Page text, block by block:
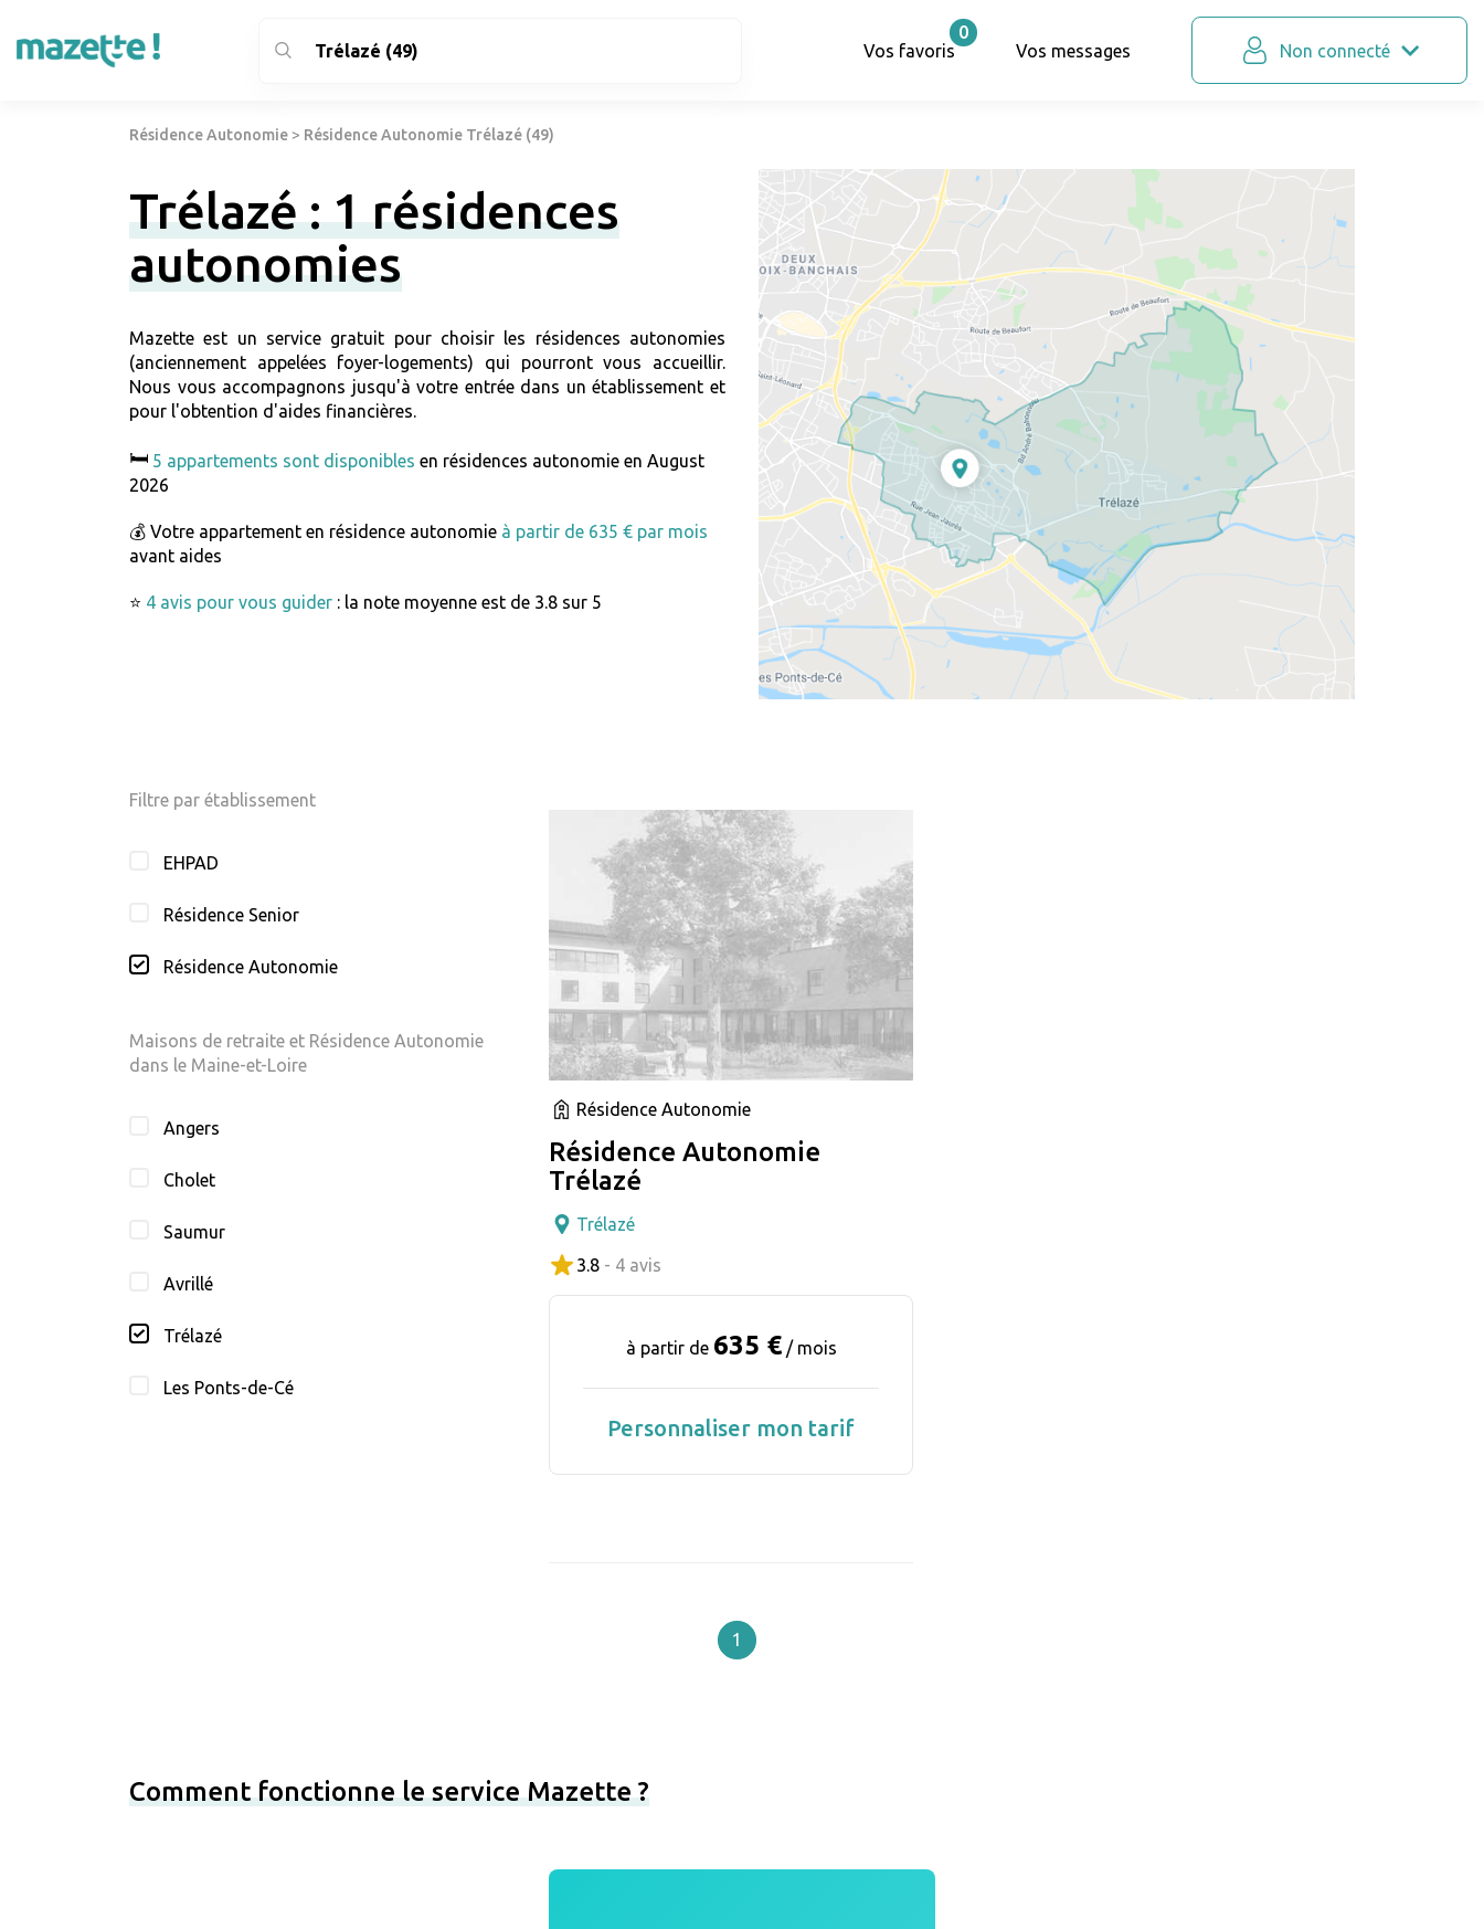
Vos favoris
0
Vos messages
Non connecté
Résidence Autonomie > Résidence Autonomie Trélazé (49)
Trélazé : 1 résidences
autonomies
Mazette est un service gratuit pour choisir les résidences autonomies
(anciennement appelées foyer-logements) qui pourront vous accueillir.
Nous vous accompagnons jusqu'à votre entrée dans un établissement et
pour l'obtention d'aides financières.
🛏️ 5 appartements sont disponibles en résidences autonomie en August
2026
💰 Votre appartement en résidence autonomie à partir de 635 € par mois
avant aides
⭐ 4 avis pour vous guider : la note moyenne est de 3.8 sur 5
Filtre par établissement
EHPAD
Résidence Senior
Résidence Autonomie
Maisons de retraite et Résidence Autonomie
dans le Maine-et-Loire
Angers
Cholet
Saumur
Avrillé
Trélazé
Les Ponts-de-Cé
Résidence Autonomie
Résidence Autonomie
Trélazé
Trélazé
3.8 - 4 avis
à partir de 635 € / mois
Personnaliser mon tarif
1
Comment fonctionne le service Mazette ?